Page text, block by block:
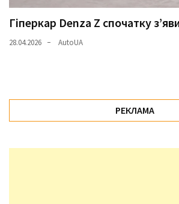
Гіперкар Denza Z спочатку
28.04.2026 AutoUA
РЕКЛАМА